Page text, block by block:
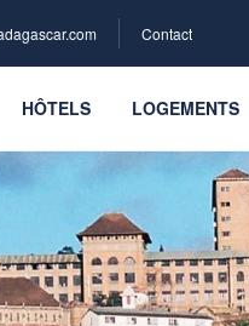
Contact
HÔTELS LOGEMENTS